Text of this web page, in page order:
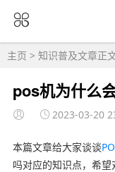
主页 > 知识普及文章正
pos机为什么
2023-03-20
本篇文章给大家谈谈
吗对应的知识点，希望